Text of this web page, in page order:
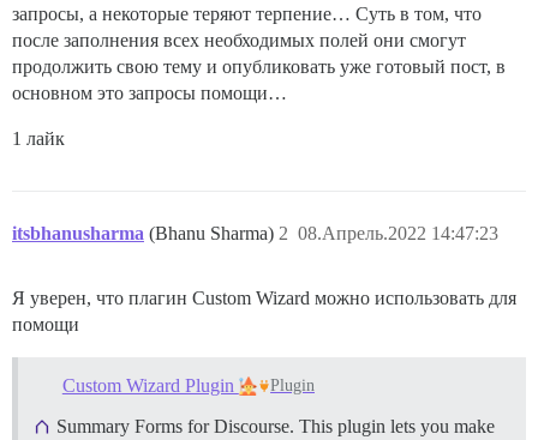
запросы, а некоторые теряют терпение… Суть в том, что
после заполнения всех необходимых полей они смогут
продолжить свою тему и опубликовать уже готовый пост, в
основном это запросы помощи…
1 лайк
itsbhanusharma (Bhanu Sharma) 08.Апрель.2022 14:47:23
2
Я уверен, что плагин Custom Wizard можно использовать для
помощи
Custom Wizard Plugin Plugin
Summary Forms for Discourse. This plugin lets you make